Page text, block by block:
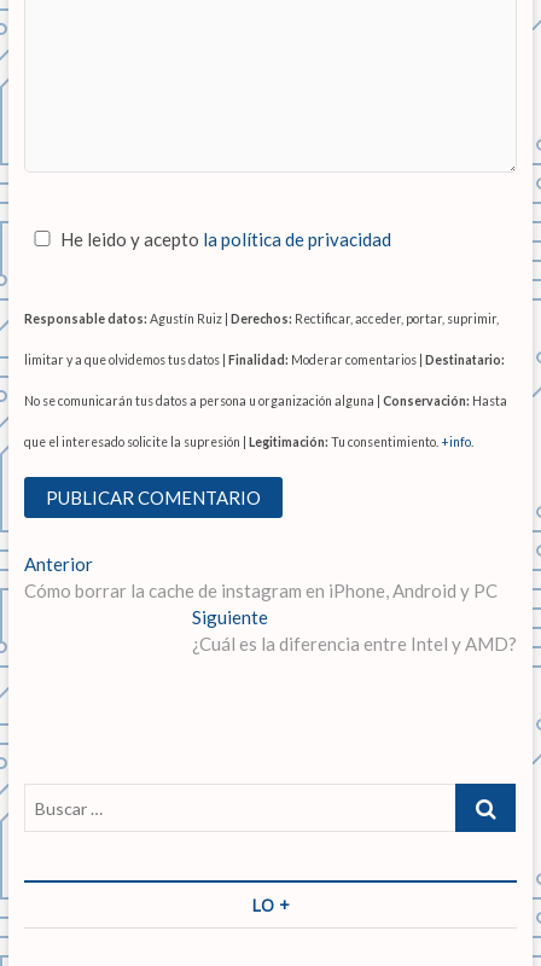
He leido y acepto la política de privacidad
Responsable datos: Agustín Ruiz | Derechos: Rectificar, acceder, portar, suprimir,
limitar y a que olvidemos tus datos | Finalidad: Moderar comentarios | Destinatario:
No se comunicarán tus datos a persona u organización alguna | Conservación: Hasta
que el interesado solicite la supresión | Legitimación: Tu consentimiento. +info.
N
a
c
i
ó
n
AnteriorE
n
e
i
r
Cómo borrar la cache de instagram en iPhone, Android y PC
Siguiente
n
i
u
i
e
¿Cuál es la diferencia entre Intel y AMD?
c
r
LO +